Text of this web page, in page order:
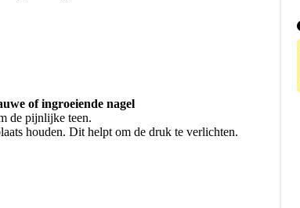
of ingroeiende nagel
de pijnlijke teen.
houden. Dit helpt om de druk te verlichten.